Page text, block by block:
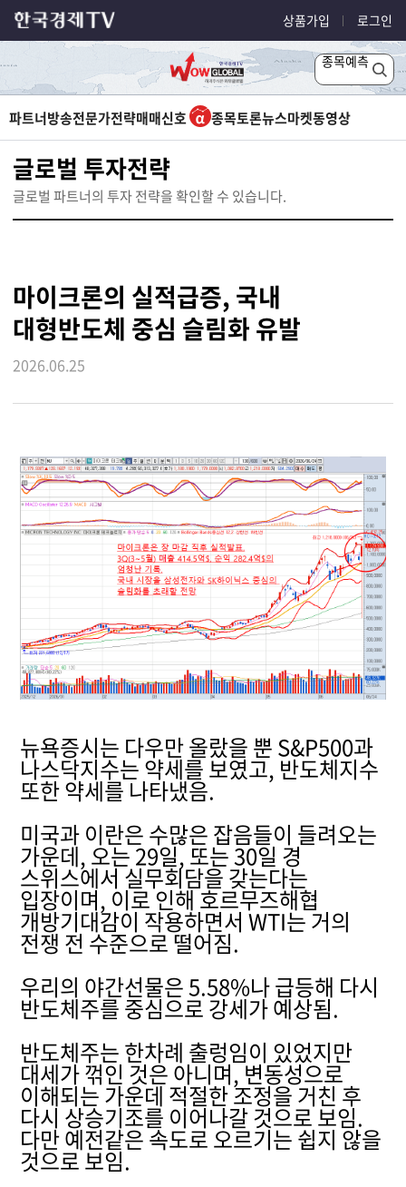
상품가입 로그인
종목예측
파트너방송전문가전략매매신호 종목토론뉴스마켓동영상
글로벌 투자전략
글로벌 파트너의 투자 전략을 확인할 수 있습니다.
마이크론의 실적급증, 국내
대형반도체 중심 슬림화 유발
2026.06.25
뉴욕증시는 다우만 올랐을 뿐 S&P500과
나스닥지수는 약세를 보였고, 반도체지수
또한 약세를 나타냈음.
미국과 이란은 수많은 잡음들이 들려오는
가운데, 오는 29일, 또는 30일 경
스위스에서 실무회담을 갖는다는
입장이며, 이로 인해 호르무즈해협
개방기대감이 작용하면서 WTI는 거의
전쟁 전 수준으로 떨어짐.
우리의 야간선물은 5.58%나 급등해 다시
반도체주를 중심으로 강세가 예상됨.
반도체주는 한차례 출렁임이 있었지만
대세가 꺾인 것은 아니며, 변동성으로
이해되는 가운데 적절한 조정을 거친 후
다시 상승기조를 이어나갈 것으로 보임.
다만 예전같은 속도로 오르기는 쉽지 않을
것으로 보임.